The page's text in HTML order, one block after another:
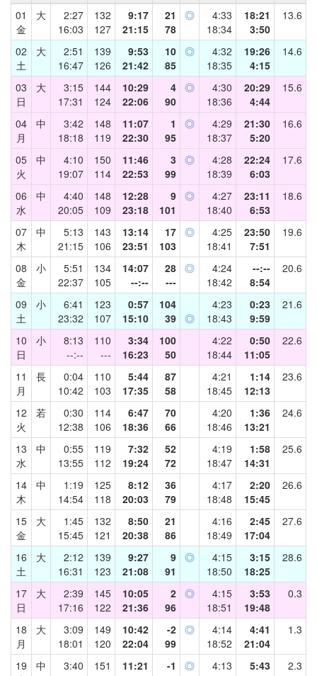
01
金
大
2:27
16:03
132
127
9:17
21:15
21
78
◎
4:33
18:34
18:21
3:50
13.6
02
土
大
2:51
16:47
139
126
9:53
21:42
10
85
◎
4:32
18:35
19:26
4:15
14.6
03
日
大
3:15
17:31
144
124
10:29
22:06
4
90
◎
4:30
18:36
20:29
4:44
15.6
04
月
中
3:42
18:18
148
119
11:07
22:30
1
95
◎
4:29
18:37
21:30
5:20
16.6
05
火
中
4:10
19:07
150
114
11:46
22:53
3
99
◎
4:28
18:39
22:24
6:03
17.6
06
水
中
4:40
20:05
148
109
12:28
23:18
9
101
◎
4:27
18:40
23:11
6:53
18.6
07
木
中
5:13
21:15
143
106
13:14
23:51
17
103
◎
4:25
18:41
23:50
7:51
19.6
08
金
小
5:51
22:37
134
105
14:07
--:--
28
---
◎
4:24
18:42
--:--
8:54
20.6
09
土
小
6:41
23:32
123
107
0:57
15:10
104
39 ◎
4:23
18:43
0:23
9:59
21.6
10
日
小
8:13
--:--
110
---
3:34
16:23
100
50
4:22
18:44
0:50
11:05
22.6
11
月
長
0:04
10:42
110
103
5:44
17:35
87
58
4:21
18:45
1:14
12:13
23.6
12
火
若
0:30
12:38
114
106
6:47
18:36
70
66
4:20
18:46
1:36
13:21
24.6
13
水
中
0:55
13:55
119
112
7:32
19:24
52
72
4:19
18:47
1:58
14:31
25.6
14
木
中
1:19
14:54
125
118
8:12
20:03
36
79
4:17
18:48
2:20
15:45
26.6
15
金
大
1:45
15:45
132
121
8:50
20:38
21
86
4:16
18:49
2:45
17:04
27.6
16
土
大
2:12
16:31
139
123
9:27
21:08
9
91
◎
4:15
18:50
3:15
18:25
28.6
17
日
大
2:39
17:16
145
122
10:05
21:36
2
96
◎
4:15
18:51
3:53
19:48
0.3
18
月
大
3:09
18:01
149
120
10:42
22:04
-2
99
◎
4:14
18:52
4:41
21:04
1.3
19
中
3:40
151
11:21
-1
◎
4:13
5:43
2.3